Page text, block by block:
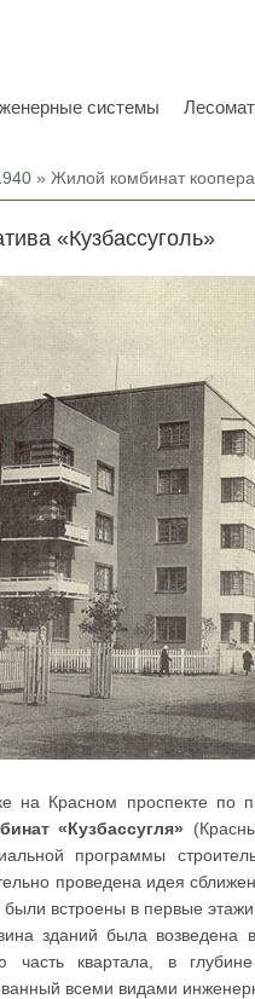
системы
» Жилой комбинат
«Кузбассуголь»
на Красном проспекте по
«Кузбассугля»
программы
проведена идея
встроены в первые
зданий была возведена
квартала, в
всеми видами